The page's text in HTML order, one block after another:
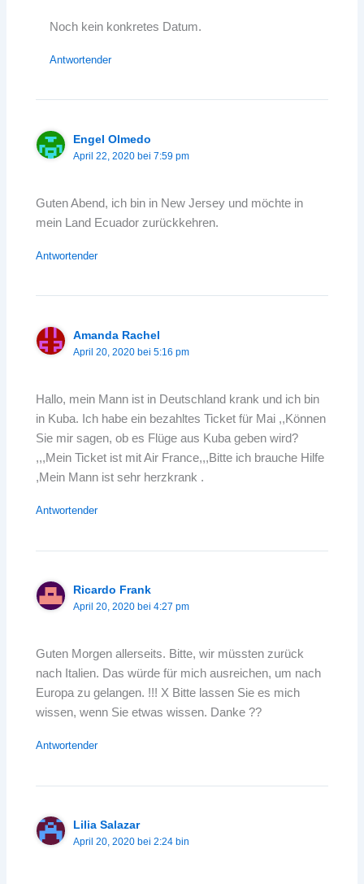
Noch kein konkretes Datum.
Antwortender
Engel Olmedo
April 22, 2020 bei 7:59 pm
Guten Abend, ich bin in New Jersey und möchte in
mein Land Ecuador zurückkehren.
Antwortender
Amanda Rachel
April 20, 2020 bei 5:16 pm
Hallo, mein Mann ist in Deutschland krank und ich bin
in Kuba. Ich habe ein bezahltes Ticket für Mai ,,Können
Sie mir sagen, ob es Flüge aus Kuba geben wird?
,,,Mein Ticket ist mit Air France,,,Bitte ich brauche Hilfe
,Mein Mann ist sehr herzkrank .
Antwortender
Ricardo Frank
April 20, 2020 bei 4:27 pm
Guten Morgen allerseits. Bitte, wir müssten zurück
nach Italien. Das würde für mich ausreichen, um nach
Europa zu gelangen. !!! X Bitte lassen Sie es mich
wissen, wenn Sie etwas wissen. Danke ??
Antwortender
Lilia Salazar
April 20, 2020 bei 2:24 bin